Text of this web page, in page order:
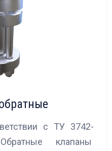
с ТУ 3742-
клапаны